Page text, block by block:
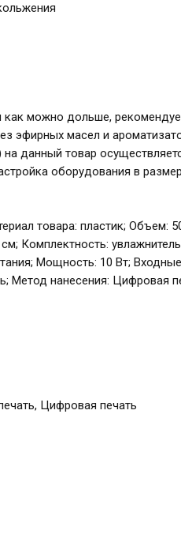
можно дольше,
эфирных масел и
данный товар
оборудования в
товара: пластик; Объем:
Комплектность:
Мощность: 10 Вт;
Метод нанесения: Цифровая
Цифровая печать